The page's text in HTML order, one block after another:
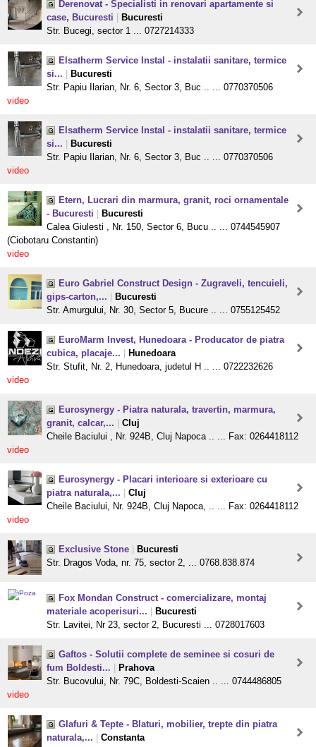
Derenovat - Specialisti in renovari apartamente si
case, Bucuresti
Bucuresti
Str. Bucegi, sector 1 ... 0727214333
Elsatherm Service Instal - instalatii sanitare, termice
si...
Bucuresti
Str. Papiu Ilarian, Nr. 6, Sector 3, Buc .. ... 0770370506
video
Elsatherm Service Instal - instalatii sanitare, termice
si...
Bucuresti
Str. Papiu Ilarian, Nr. 6, Sector 3, Buc .. ... 0770370506
video
Etern, Lucrari din marmura, granit, roci ornamentale
- Bucuresti
Bucuresti
Calea Giulesti , Nr. 150, Sector 6, Bucu .. ... 0744545907
(Ciobotaru Constantin)
video
Euro Gabriel Construct Design - Zugraveli, tencuieli,
gips-carton,...
Bucuresti
Str. Amurgului, Nr. 30, Sector 5, Bucure .. ... 0755125452
EuroMarm Invest, Hunedoara - Producator de piatra
cubica, placaje...
Hunedoara
Str. Stufit, Nr. 2, Hunedoara, judetul H .. ... 0722232626
video
Eurosynergy - Piatra naturala, travertin, marmura,
granit, calcar,...
Cluj
Cheile Baciului , Nr. 924B, Cluj Napoca .. ... Fax: 0264418112
video
Eurosynergy - Placari interioare si exterioare cu
piatra naturala,...
Cluj
Cheile Baciului, Nr. 924B, Cluj Napoca, .. ... Fax: 0264418112
video
Exclusive Stone
Bucuresti
Str. Dragos Voda, nr. 75, sector 2, ... 0768.838.874
Fox Mondan Construct - comercializare, montaj
materiale acoperisuri...
Bucuresti
Str. Lavitei, Nr 23, sector 2, Bucuresti ... 0728017603
Gaftos - Solutii complete de seminee si cosuri de
fum Boldesti...
Prahova
Str. Bucovului, Nr. 79C, Boldesti-Scaien .. ... 0744486805
video
Glafuri & Tepte - Blaturi, mobilier, trepte din piatra
naturala,...
Constanta